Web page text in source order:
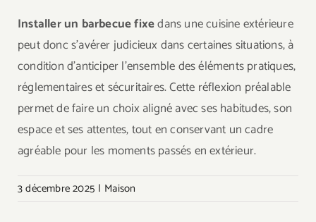
Installer un barbecue fixedans une cuisine extérieure
peut donc s’avérer judicieux dans certaines situations, à
condition d’anticiper l’ensemble des éléments pratiques,
réglementaires et sécuritaires. Cette réflexion préalable
permet de faire un choix aligné avec ses habitudes, son
espace et ses attentes, tout en conservant un cadre
agréable pour les moments passés en extérieur.
3 décembre 2025 | Maison